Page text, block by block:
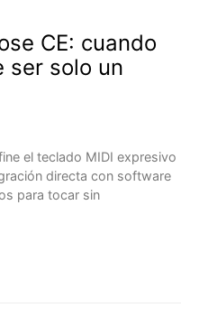
CE: cuando
ser solo un
el teclado MIDI expresivo
directa con software
para tocar sin